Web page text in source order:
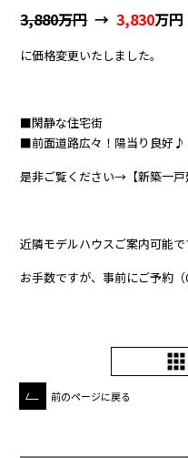
3,880万円→ 3,830万円
に価格変更いたしました。
■閑静な住宅街
■前面道路広々！陽当り良好♪
是非ご覧ください→ 【新築一
近隣モデルハウスご案内可能
お手数ですが、事前にご予約（
前のページに戻る